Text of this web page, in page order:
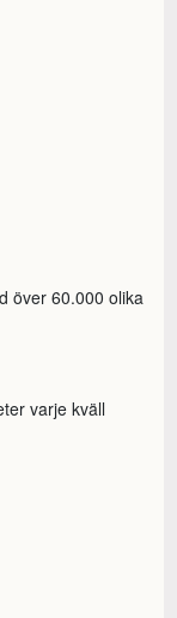
över 60.000 olika
varje kväll